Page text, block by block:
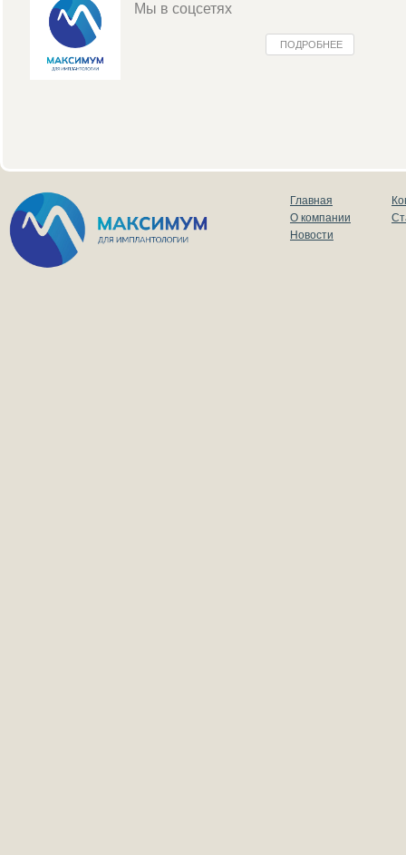
Мы в соцсетях
ПОДРОБНЕЕ
Главная
О компании
Новости